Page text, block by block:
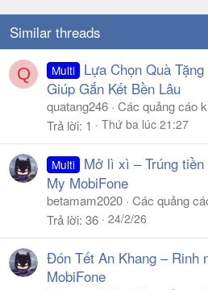
Similar threads
Q Multi
Lựa Chọn Quà
Giúp Gắn Kết Bền Lâu
quatang246 Các quảng cáo
Trả lời 1 Thứ ba lúc 21:27
Multi
Mở lì xì – Trúng
My MobiFone
betamam2020 Các quảng
Trả lời 36 24/2/26
Đón Tết An Khang – Rinh
MobiFone